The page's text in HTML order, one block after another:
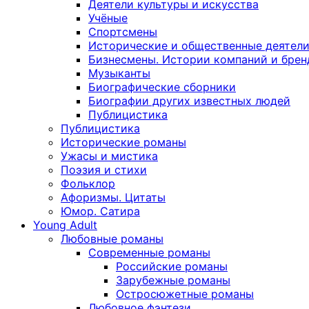
Деятели культуры и искусства
Учёные
Спортсмены
Исторические и общественные деятели
Бизнесмены. Истории компаний и
Музыканты
Биографические сборники
Биографии других известных людей
Публицистика
Публицистика
Исторические романы
Ужасы и мистика
Поэзия и стихи
Фольклор
Афоризмы. Цитаты
Юмор. Сатира
Young Adult
Любовные романы
Современные романы
Российские романы
Зарубежные романы
Остросюжетные романы